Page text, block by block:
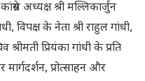
अध्यक्ष श्री मल्लिकार्जुन
विपक्ष के नेता श्री राहुल गांधी,
प्रियंका गांधी के प्रति
प्रोत्साहन और